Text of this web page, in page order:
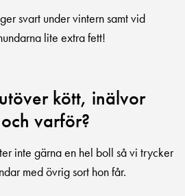
svart under vintern samt vid
lite extra fett!
kött, inälvor
varför?
inte gärna en hel boll så vi trycker
med övrig sort hon får.